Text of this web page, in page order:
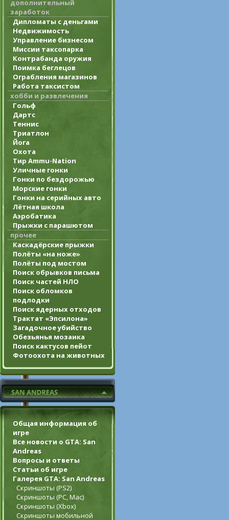
дополнительный
заработок
Дипломаты с деньгами
Недвижимость
Управление бизнесом
Миссии таксопарка
Контрабанда оружия
Поимка беглецов
Ограбления магазинов
Работа таксистом
хобби и развлечения
Гольф
Дартс
Теннис
Триатлон
Йога
Охота
Тир Ammu-Nation
Уличные гонки
Гонки по бездорожью
Морские гонки
Гонки на серийных авто
Лётная школа
Аэробатика
Прыжки с парашютом
прочее
Каскадёрские прыжки
Полёты «на ноже»
Полёты под мостом
Поиск обрывков письма
Поиск частей НЛО
Поиск обломков
подлодки
Поиск ядерных отходов
Трактат «Эпсилона»
Загадочное убийство
Обезьянья мозаика
Поиск кактусов пейот
Фотоохота на животных
Общая информация об
игре
Все новости о GTA: San
Andreas
Вопросы и ответы
Статьи об игре
Галерея GTA: San Andreas
Скриншоты (PS2)
Скриншоты (PC, Mac)
Скриншоты (Xbox)
Скриншоты мобильной